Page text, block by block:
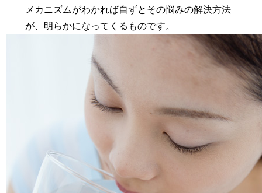
メカニズムがわかれば自ずとその悩みの解決方法
が、明らかになってくるものです。